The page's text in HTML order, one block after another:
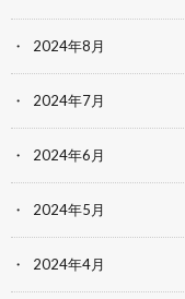
2024年8月
2024年7月
2024年6月
2024年5月
2024年4月